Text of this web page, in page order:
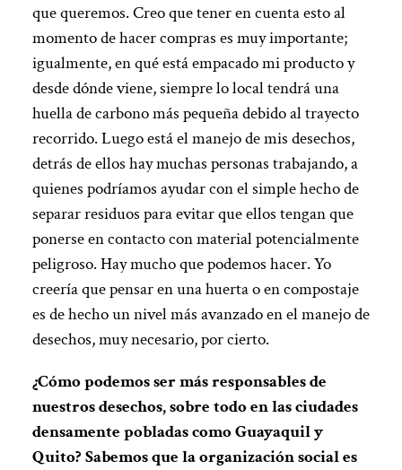
que queremos. Creo que tener en cuenta esto al
momento de hacer compras es muy importante;
igualmente, en qué está empacado mi producto y
desde dónde viene, siempre lo local tendrá una
huella de carbono más pequeña debido al trayecto
recorrido. Luego está el manejo de mis desechos,
detrás de ellos hay muchas personas trabajando, a
quienes podríamos ayudar con el simple hecho de
separar residuos para evitar que ellos tengan que
ponerse en contacto con material potencialmente
peligroso. Hay mucho que podemos hacer. Yo
creería que pensar en una huerta o en compostaje
es de hecho un nivel más avanzado en el manejo de
desechos, muy necesario, por cierto.
¿Cómo podemos ser más responsables de
nuestros desechos, sobre todo en las ciudades
densamente pobladas como Guayaquil y
Quito? Sabemos que la organización social es